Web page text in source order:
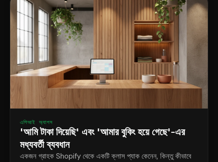
এপিআই অ্যাপস
'আমি টাকা দিয়েছি' এবং 'আমার বুকিং হয়ে গেছে'-এর
মধ্যবর্তী ব্যবধান
একজন গ্রাহক Shopify থেকে একটি ক্লাস প্যাক কেনেন, কিন্তু কীভাবে